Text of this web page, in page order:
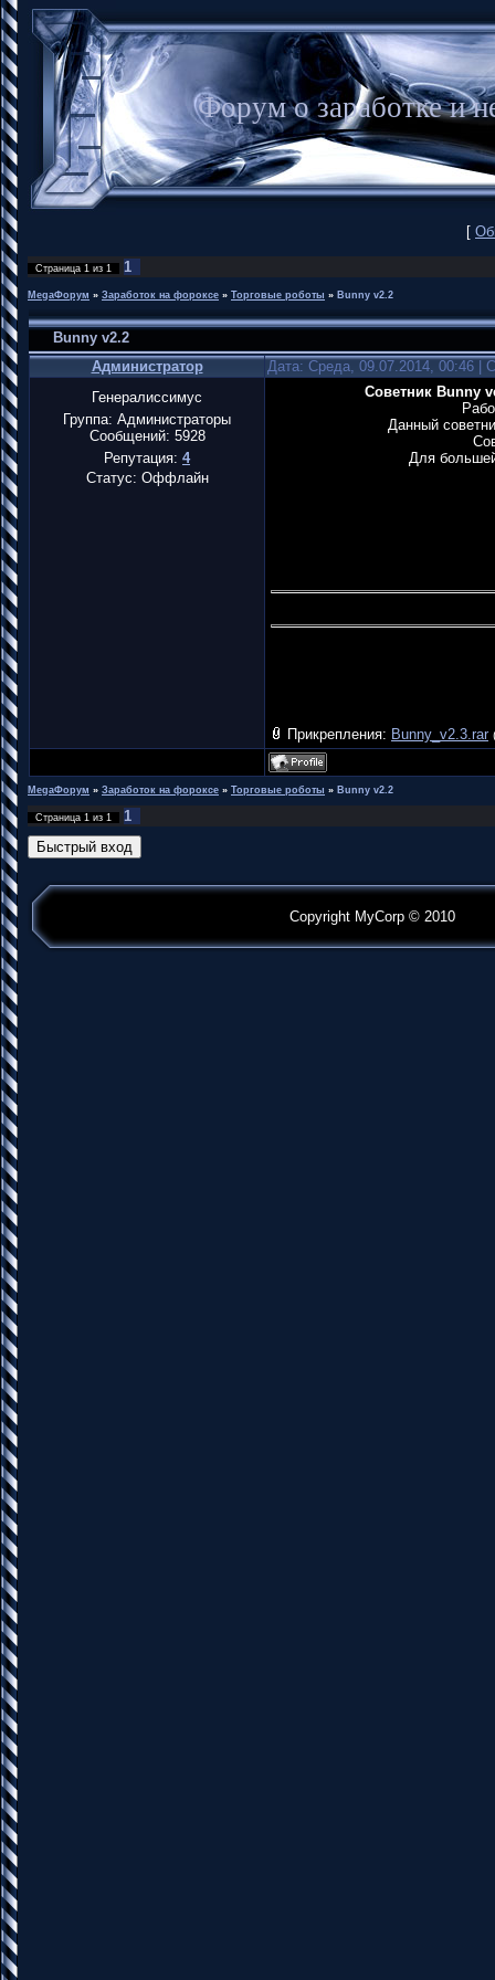
Форум о заработке
[
Страница 1 из 1 1
MegaФорум » Заработок на фороксе » Торговые роботы » Bunny v2.2
Bunny v2.2
Администратор
Дата: Среда, 09.07.2014, 00:46 |
Генералиссимус
Группа: Администраторы
Сообщений: 5928
Репутация: 4
Статус: Оффлайн
Советник Bunny
Данный
Для
Прикрепления: Bunny_v2.3.rar
MegaФорум » Заработок на фороксе » Торговые роботы » Bunny v2.2
Страница 1 из 1 1
Copyright MyCorp © 2010